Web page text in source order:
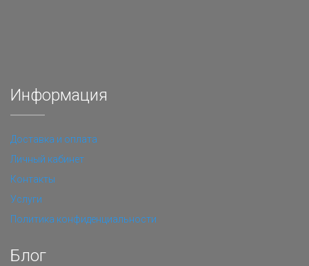
Информация
Доставка и оплата
Личный кабинет
Контакты
Услуги
Политика конфиденциальности
Блог